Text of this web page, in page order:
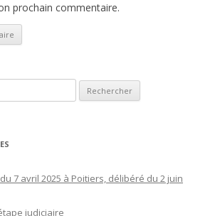
prochain commentaire.
7 avril 2025 à Poitiers, délibéré du 2 juin
judiciaire